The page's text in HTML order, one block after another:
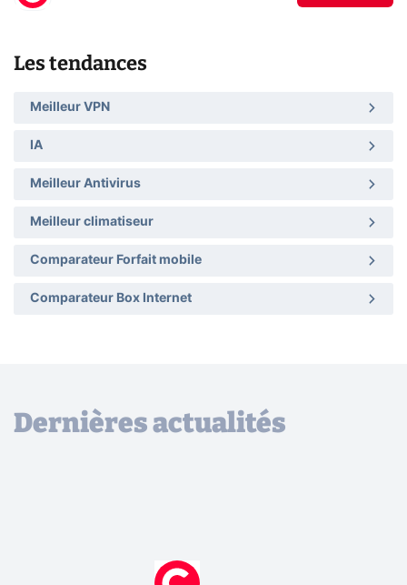
Les tendances
Meilleur VPN
IA
Meilleur Antivirus
Meilleur climatiseur
Comparateur Forfait mobile
Comparateur Box Internet
Dernières actualités